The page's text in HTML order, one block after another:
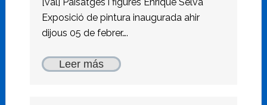
Exposició de pintura inaugurada ahir
dijous 05 de febrer….
Leer más